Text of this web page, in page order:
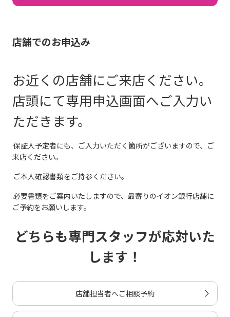
店舗でのお申込み
お近くの店舗にご来店ください。
店頭にて専用申込画面へご入力い
ただきます。
保証人予定者にも、ご入力いただく箇所がございますので、ご
来店ください。
ご本人確認書類をご持参ください。
必要書類をご案内いたしますので、最寄りのイオン銀行店舗に
ご予約をお願いします。
どちらも専門スタッフが応対いた
します！
店舗担当者へご相談予約